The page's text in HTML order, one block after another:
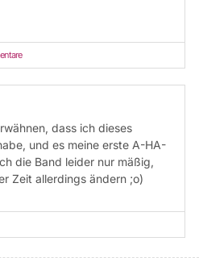
dass ich dieses
und es meine erste A-HA-
die Band leider nur mäßig,
Zeit allerdings ändern ;o)